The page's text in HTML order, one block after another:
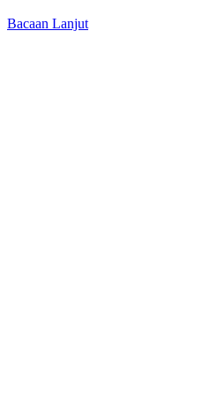
Bacaan Lanjut